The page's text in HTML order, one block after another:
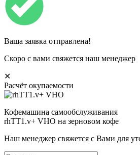
Ваша заявка отправлена!
Скоро с вами свяжется наш менеджер
✕
Расчёт окупаемости
Кофемашина самообслуживания
rhTT1.v+ VHO на зерновом кофе
Наш менеджер свяжется с Вами для